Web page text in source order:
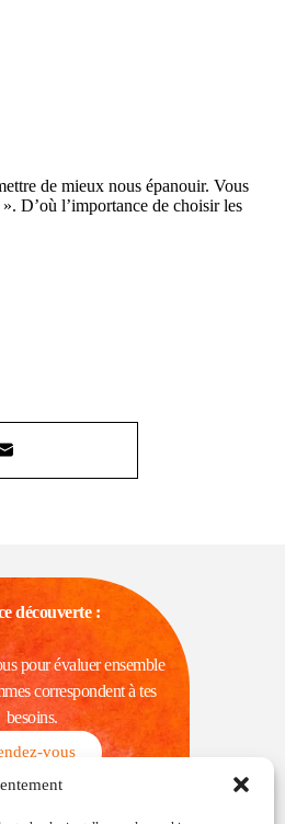
de mieux nous épanouir. Vous
». D’où l’importance de choisir les
découverte :
pour évaluer ensemble
correspondent à tes
besoins.
vous